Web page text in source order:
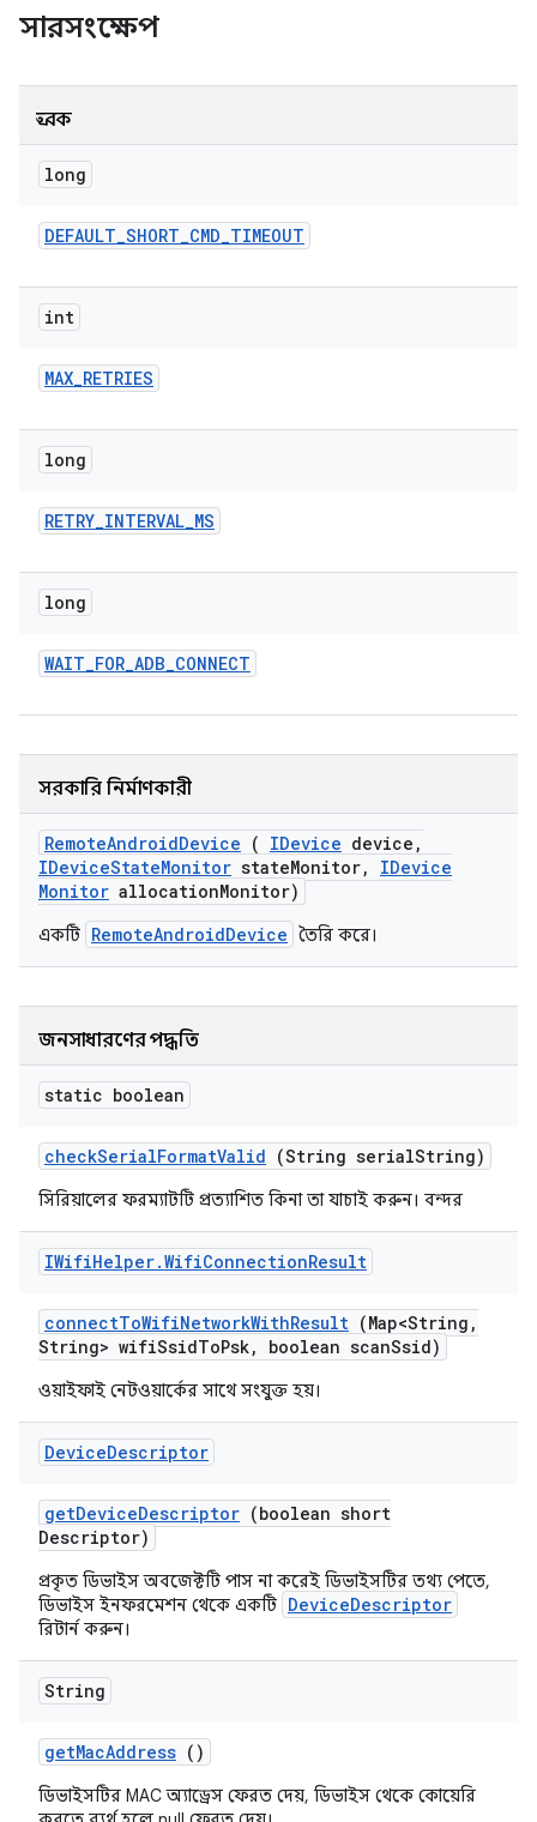
সারসংক্ষেপ
ধ্রুবক
long
DEFAULT_SHORT_CMD_TIMEOUT
int
MAX_RETRIES
long
RETRY_INTERVAL_MS
long
WAIT_FOR_ADB_CONNECT
সরকারি নির্মাণকারী
RemoteAndroidDevice ( IDevice device ,
IDeviceStateMonitor stateMonitor,
IDevice
Monitor allocationMonitor)
একটি RemoteAndroidDevice তৈরি করে।
জনসাধারণের পদ্ধতি
static boolean
checkSerialFormatValid (String serialString)
সিরিয়ালের ফরম্যাটটি প্রত্যাশিত কিনা তা যাচাই করুন। বন্দর
IWifiHelper.WifiConnectionResult
connectToWifiNetworkWithResult (Map<String ,
String> wifiSsidToPsk, boolean scanSsid)
ওয়াইফাই নেটওয়ার্কের সাথে সংযুক্ত হয়।
DeviceDescriptor
getDeviceDescriptor (boolean short
Descriptor)
প্রকৃত ডিভাইস অবজেক্টটি পাস না করেই ডিভাইসটির তথ্য পেতে,
ডিভাইস ইনফরমেশন থেকে একটি DeviceDescriptor
রিটার্ন করুন।
String
getMacAddress ()
ডিভাইসটির MAC অ্যাড্রেস ফেরত দেয়, ডিভাইস থেকে কোয়েরি